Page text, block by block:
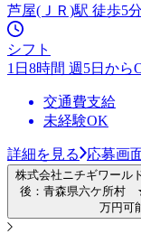
芦屋(ＪＲ)駅 徒歩5
シフト
1日8時間 週5日から
交通費支給
未経験OK
詳細を見る 応募画
株式会社ニチギワール
後：青森県六ケ所村
万円可